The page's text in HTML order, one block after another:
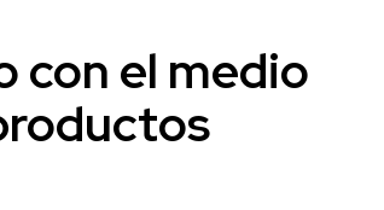
con el medio